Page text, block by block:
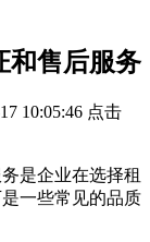
和售后服务
10:05:46 点击
是企业在选择租
一些常见的品质